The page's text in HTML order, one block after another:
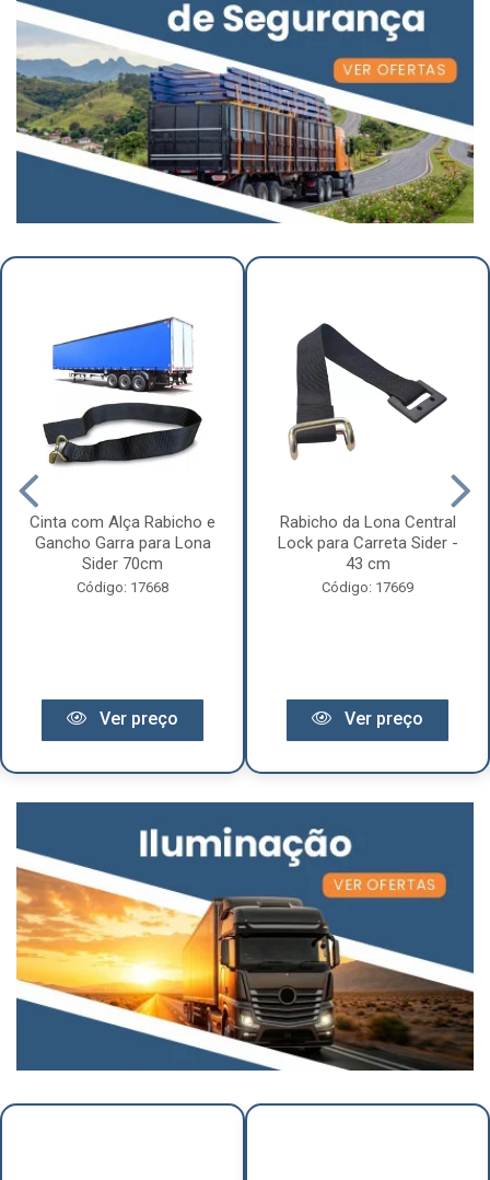
Cinta com Alça Rabicho e
Gancho Garra para Lona
Sider 70cm
Código: 17668
Ver preço
Rabicho da Lona Central
Lock para Carreta Sider -
43 cm
Código: 17669
Ver preço